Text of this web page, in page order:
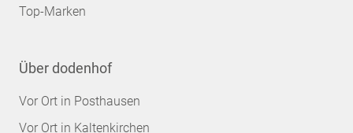
Top-Marken
Über dodenhof
Vor Ort in Posthausen
Vor Ort in Kaltenkirchen